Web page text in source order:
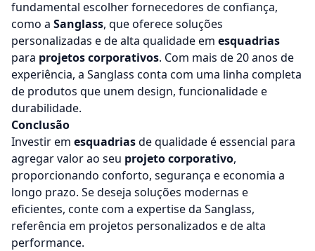
fundamental escolher fornecedores de confiança,
como a Sanglass, que oferece soluções
personalizadas e de alta qualidade em esquadrias
para projetos corporativos. Com mais de 20 anos de
experiência, a Sanglass conta com uma linha completa
de produtos que unem design, funcionalidade e
durabilidade.
Conclusão
Investir em esquadriasde qualidade é essencial para
agregar valor ao seu projeto corporativo,
proporcionando conforto, segurança e economia a
longo prazo. Se deseja soluções modernas e
eficientes, conte com a expertise da Sanglass,
referência em projetos personalizados e de alta
performance.